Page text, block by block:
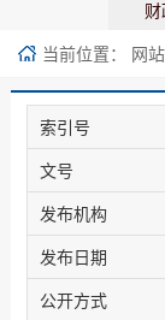
当前位置： 网
索引号
文号
发布机构
发布日期
公开方式